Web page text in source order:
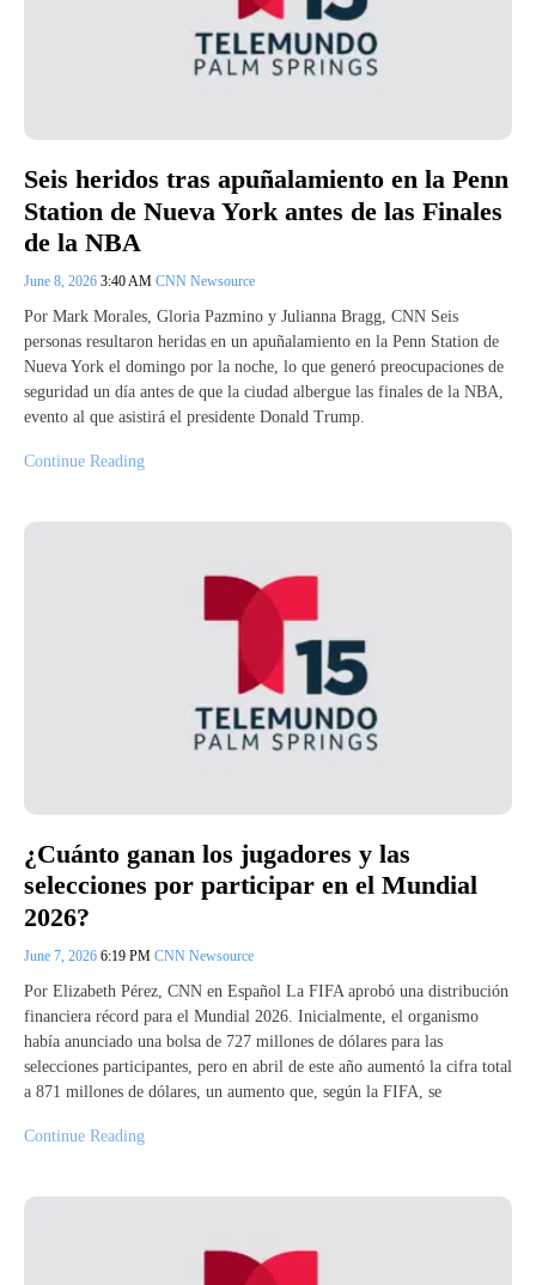
Seis heridos tras apuñalamiento en la Penn
Station de Nueva York antes de las Finales
de la NBA
June 8, 2026 3:40 AM CNN Newsource
Por Mark Morales, Gloria Pazmino y Julianna Bragg, CNN Seis
personas resultaron heridas en un apuñalamiento en la Penn Station de
Nueva York el domingo por la noche, lo que generó preocupaciones de
seguridad un día antes de que la ciudad albergue las finales de la NBA,
evento al que asistirá el presidente Donald Trump.
Continue Reading
¿Cuánto ganan los jugadores y las
selecciones por participar en el Mundial
2026?
June 7, 2026 6:19 PM CNN Newsource
Por Elizabeth Pérez, CNN en Español La FIFA aprobó una distribución
financiera récord para el Mundial 2026. Inicialmente, el organismo
había anunciado una bolsa de 727 millones de dólares para las
selecciones participantes, pero en abril de este año aumentó la cifra total
a 871 millones de dólares, un aumento que, según la FIFA, se
Continue Reading